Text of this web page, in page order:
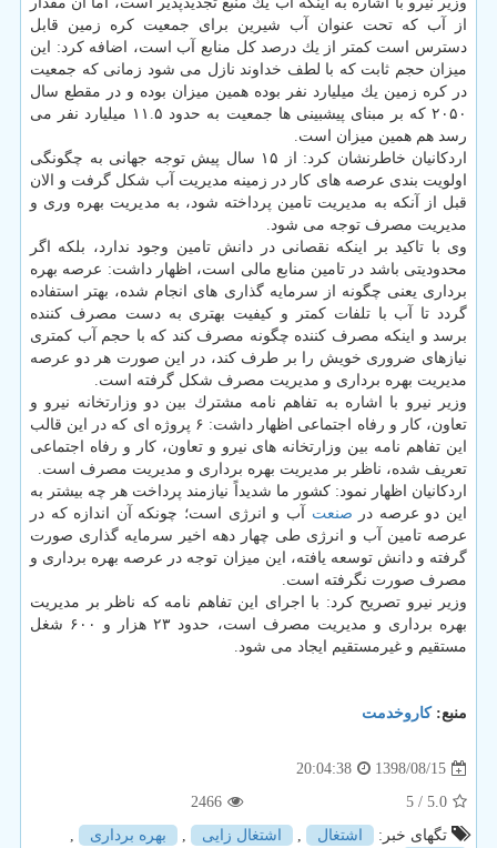
از آب كه تحت عنوان آب شیرین برای جمعیت كره زمین قابل
دسترس است كمتر از یك درصد كل منابع آب است، اضافه كرد: این
میزان حجم ثابت كه با لطف خداوند نازل می شود زمانی كه جمعیت
در كره زمین یك میلیارد نفر بوده همین میزان بوده و در مقطع سال
۲۰۵۰ كه بر مبنای پیشبینی ها جمعیت به حدود ۱۱.۵ میلیارد نفر می
رسد هم همین میزان است.
اردكانیان خاطرنشان كرد: از ۱۵ سال پیش توجه جهانی به چگونگی
اولویت بندی عرصه های كار در زمینه مدیریت آب شكل گرفت و الان
قبل از آنكه به مدیریت تامین پرداخته شود، به مدیریت بهره وری و
مدیریت مصرف توجه می شود.
وی با تاكید بر اینكه نقصانی در دانش تامین وجود ندارد، بلكه اگر
محدودیتی باشد در تامین منابع مالی است، اظهار داشت: عرصه بهره
برداری یعنی چگونه از سرمایه گذاری های انجام شده، بهتر استفاده
گردد تا آب با تلفات كمتر و كیفیت بهتری به دست مصرف كننده
برسد و اینكه مصرف كننده چگونه مصرف كند كه با حجم آب كمتری
نیازهای ضروری خویش را بر طرف كند، در این صورت هر دو عرصه
مدیریت بهره برداری و مدیریت مصرف شكل گرفته است.
وزیر نیرو با اشاره به تفاهم نامه مشترك بین دو وزارتخانه نیرو و
تعاون، كار و رفاه اجتماعی اظهار داشت: ۶ پروژه ای كه در این قالب
این تفاهم نامه بین وزارتخانه های نیرو و تعاون، كار و رفاه اجتماعی
تعریف شده، ناظر بر مدیریت بهره برداری و مدیریت مصرف است.
اردكانیان اظهار نمود: كشور ما شدیداً نیازمند پرداخت هر چه بیشتر به
این دو عرصه در صنعت آب و انرژی است؛ چونكه آن اندازه كه در
عرصه تامین آب و انرژی طی چهار دهه اخیر سرمایه گذاری صورت
گرفته و دانش توسعه یافته، این میزان توجه در عرصه بهره برداری و
مصرف صورت نگرفته است.
وزیر نیرو تصریح كرد: با اجرای این تفاهم نامه كه ناظر بر مدیریت
بهره برداری و مدیریت مصرف است، حدود ۲۳ هزار و ۶۰۰ شغل
مستقیم و غیرمستقیم ایجاد می شود.
منبع:كاروخدمت
1398/08/15
20:04:38
5.0
/ 5
2466
تگهای خبر:
اشتغال , اشتغال زایی , بهره برداری
,